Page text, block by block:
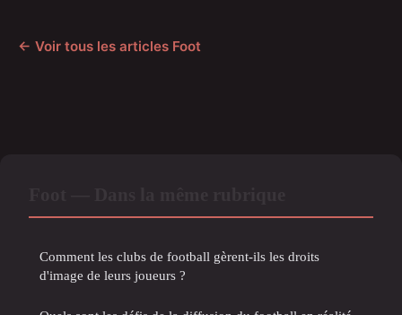
← Voir tous les articles Foot
Comment les clubs de football gèrent-ils les droits
d'image de leurs joueurs ?